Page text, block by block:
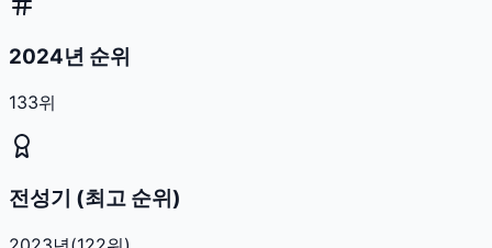
2024년 순위
133위
전성기 (최고 순위)